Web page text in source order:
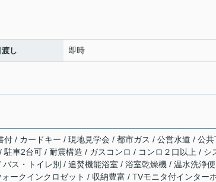
渡し 即時
/ カードキー / 現地見学会 / 都市ガス / 公営水道 / 公共
車2台可 / 耐震構造 / ガスコンロ / コンロ２口以上 / シ
ス・トイレ別 / 追焚機能浴室 / 浴室乾燥機 / 温水洗浄便
ークインクロゼット / 収納豊富 / TVモニタ付インター